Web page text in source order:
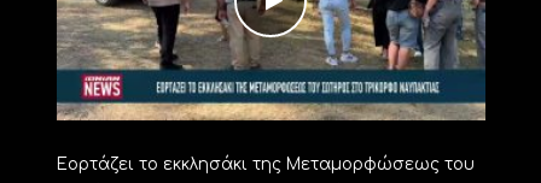
Εορτάζει το εκκλησάκι της Μεταμορφώσεως του